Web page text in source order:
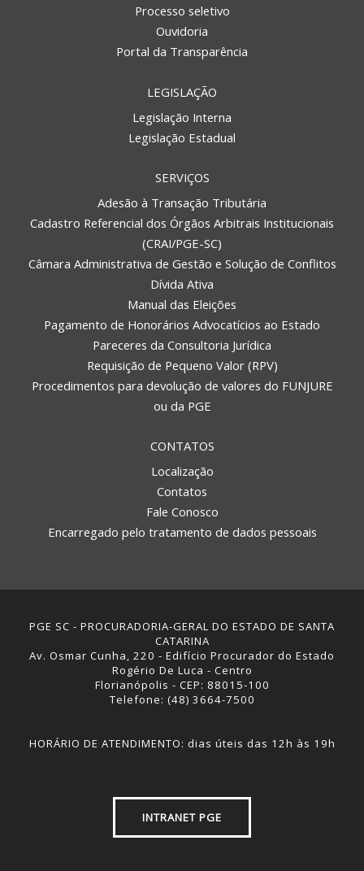
Processo seletivo
Ouvidoria
Portal da Transparência
LEGISLAÇÃO
Legislação Interna
Legislação Estadual
SERVIÇOS
Adesão à Transação Tributária
Cadastro Referencial dos Órgãos Arbitrais Institucionais
(CRAI/PGE-SC)
Câmara Administrativa de Gestão e Solução de Conflitos
Dívida Ativa
Manual das Eleições
Pagamento de Honorários Advocatícios ao Estado
Pareceres da Consultoria Jurídica
Requisição de Pequeno Valor (RPV)
Procedimentos para devolução de valores do FUNJURE
ou da PGE
CONTATOS
Localização
Contatos
Fale Conosco
Encarregado pelo tratamento de dados pessoais
PGE SC - PROCURADORIA-GERAL DO ESTADO DE SANTA
CATARINA
Av. Osmar Cunha, 220 - Edifício Procurador do Estado
Rogério De Luca - Centro
Florianópolis - CEP: 88015-100
Telefone: (48) 3664-7500
HORÁRIO DE ATENDIMENTO: dias úteis das 12h às 19h
INTRANET PGE